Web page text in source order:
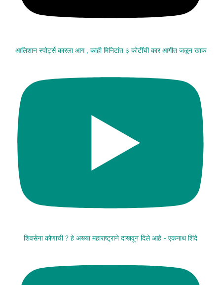
आलिशान स्पोर्ट्स कारला आग , काही मिनिटांत ३ कोटींची कार आगीत जळून खाक
शिवसेना कोणाची ? हे अख्या महाराष्ट्राने दाखवून दिले आहे - एकनाथ शिंदे